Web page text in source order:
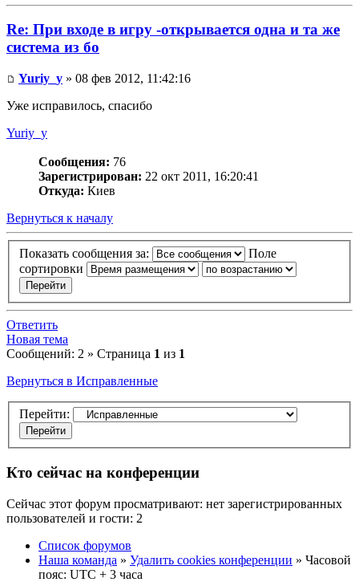
Re: При входе в игру -открывается одна и та же
система из бо
Yuriy_y » 08 фев 2012, 11:42:16
Уже исправилось, спасибо
Yuriy_y
Сообщения: 76
Зарегистрирован: 22 окт 2011, 16:20:41
Откуда: Киев
Вернуться к началу
Показать сообщения за:
Поле
сортировки
Ответить
Новая тема
Сообщений: 2 » Страница 1 из 1
Вернуться в Исправленные
Перейти:
Кто сейчас на конференции
Сейчас этот форум просматривают: нет зарегистрированных
пользователей и гости: 2
Список форумов
Наша команда » Удалить cookies конференции » Часовой
пояс: UTC + 3 часа